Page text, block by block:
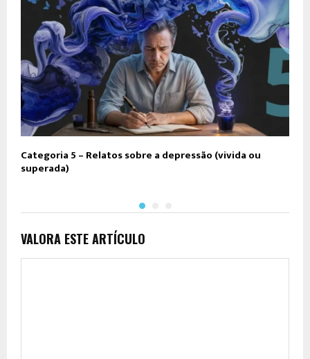
Categoria 5 – Relatos sobre a depressão (vivida ou
superada)
VALORA ESTE ARTÍCULO